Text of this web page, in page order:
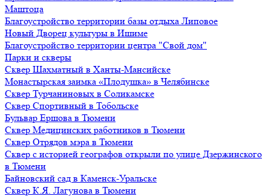
Маштоца
Благоустройство территории базы отдыха Липовое
Нoвый Двoрeц культуры в Ишимe
Благоустройство территории центра "Свой дом"
Парки и скверы
Сквер Шахматный в Ханты-Мансийске
Монастырская заимка «Плодушка» в Челябинске
Сквер Турчаниновых в Соликамске
Сквер Спортивный в Тобольске
Бульвар Ершова в Тюмени
Сквер Медицинских работников в Тюмени
Сквер Отрядов мэра в Тюмени
Сквер с историей географов открыли по улице Дзержинского
в Тюмени
Байновский сад в Каменск-Уральске
Сквер К.Я. Лагунова в Тюмени